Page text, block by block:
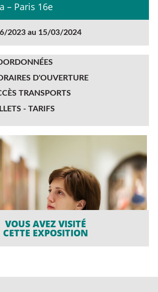
– Paris 16e
2023 au 15/03/2024
D'OUVERTURE
TRANSPORTS
- TARIFS
VOUS AVEZ VISITÉ
CETTE EXPOSITION